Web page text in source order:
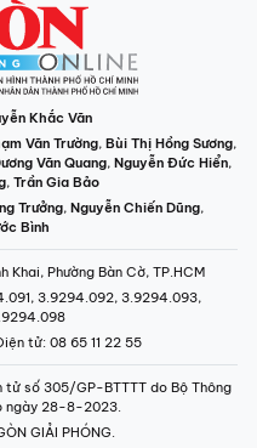
Khắc Văn
Văn Trường, Bùi Thị Hồng Sương,
Văn Quang, Nguyễn Đức Hiển,
, Trần Gia Bảo
Trưởng, Nguyễn Chiến Dũng,
Bình
Phường Bàn Cờ, TP.HCM
3.9294.092, 3.9294.093,
tử: 08 65 11 22 55
số 305/GP-BTTTT do Bộ Thông
ngày 28-8-2023.
GIẢI PHÓNG.